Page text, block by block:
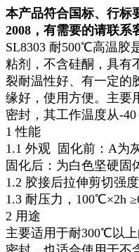
本产品符合国标、行标
2008，有需要的请联系
SL8303 耐500℃高温胶
粘剂，不含硅酮，具有
裂耐温性好、有一定的
缘好，使用方便。主要
密封，其工作温度从-
1 性能
1.1 外观 固化前：A为
固化后：为白色坚硬固
1.2 胶接后拉伸剪切强
1.3 耐压力，100℃×2h
2 用途
主要适用于耐300℃以